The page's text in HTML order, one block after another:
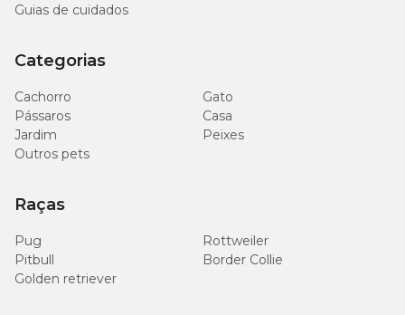
Ômega 6 (mín.)
Vitamina E (mín.)
Selênio (mín.)
Guias de cuidados
Categorias
Cachorro
Gato
Pássaros
Casa
Jardim
Peixes
Outros pets
Raças
Pug
Rottweiler
Pitbull
Border Collie
Golden retriever